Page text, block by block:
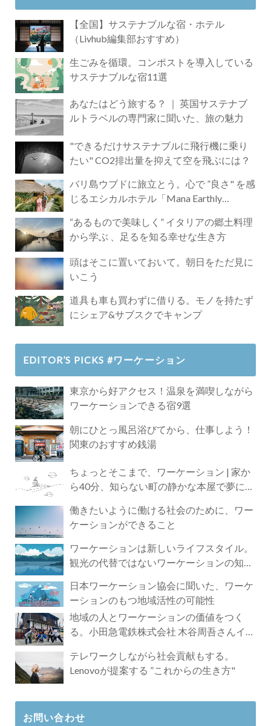
【全国】サステナブルな宿・ホテル
（Livhub編集部おすすめ）
生ごみを循環。コンポストを導入している
サステナブルな宿11選
あなたはどう旅する？ ｜ 英国サステナブ
ルトラベルの専門家に聞いた、旅の魅力
"できるだけサステナブルに飛行機に乗り
たい" CO2排出量を抑えて空を飛ぶには？
バリ島ウブドに旅立とう。心で ”良さ" を感
じるエシカルホテル「Mana Earthly
“あるもので美味しく” イタリアの郷土料理
から学ぶ 、足るを知る幸せな生き方
頭はそこに置いておいて。朝日をただ見に
いこう
道具も車も買わずに借りる。モノを持たず
にシェア&サブスクでキャンプ
EDITOR’S PICKS #ワーケーション
東京から好アクセス！温泉を満喫しながら
ワーケーションできる宿9選
朝にひとっ風呂浴びてから、仕事しよう！
関東のおすすめ銭湯
ちょっとそこまで、ワーケーション | 家か
ら40分、知らない町の静かな本屋で夢に近
働きたいように働ける社会のために、ワー
ケーションができること
ワーケーションは新しいライフスタイル。
観光の代替ではないワーケーションの知ら
日本ワーケーション協会に聞いた、ワーケ
ーションのもつ地域活性の可能性
地域の人とワーケーションの価値をつく
る。小田急電鉄株式会社 木谷周吾さんイン
テレワークしながら社会貢献もする。
Lenovoが提案する ”これからの生き方"
お問い合わせ